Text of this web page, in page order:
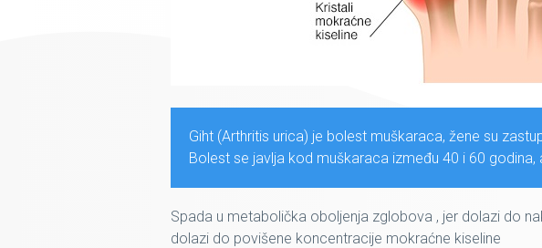
Giht (Arthritis urica) je bolest muškaraca, žene su
Bolest se javlja kod muškaraca između 40 i 60
Spada u metabolička oboljenja zglobova , jer dolazi do
dolazi do povišene koncentracije mokraćne kiseline